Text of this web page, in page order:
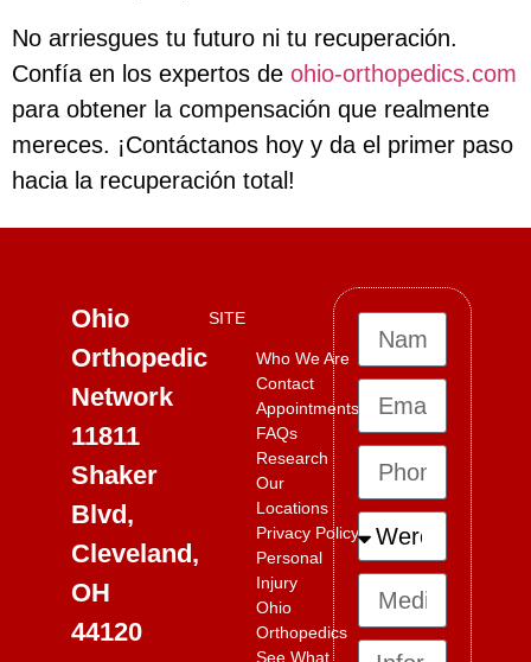
No arriesgues tu futuro ni tu recuperación.
Confía en los expertos de ohio-orthopedics.com
para obtener la compensación que realmente
mereces. ¡Contáctanos hoy y da el primer paso
hacia la recuperación total!
Ohio
Orthopedic
Network
11811
Shaker
Blvd,
Cleveland,
OH
44120
SITE
Who We Are
Contact
Appointments
FAQs
Research
Our
Locations
Privacy Policy
Personal
Injury
Ohio
Orthopedics
See What